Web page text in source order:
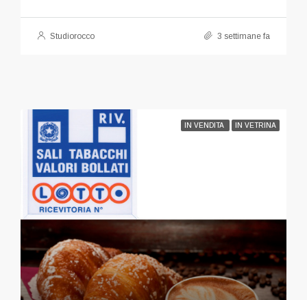
Studiorocco 3 settimane fa
IN VENDITA IN VETRINA